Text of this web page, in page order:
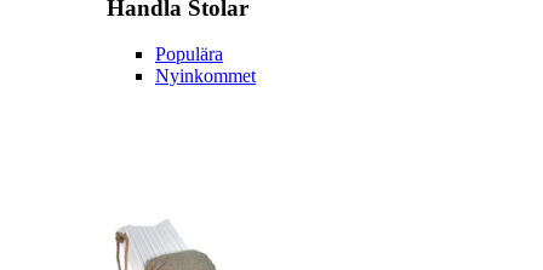
Handla Stolar
Populära
Nyinkommet